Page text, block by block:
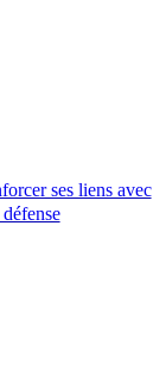
ses liens avec